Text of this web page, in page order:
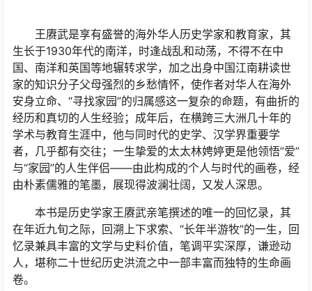
王赓武是享有盛誉的海外华人历史学家和教育家，其
生长于1930年代的南洋，时逢战乱和动荡，不得不在中
国、南洋和英国等地辗转求学，加之出身中国江南耕读世
家的知识分子父母强烈的乡愁情怀，使作者对华人在海外
安身立命、“寻找家园”的归属感这一复杂的命题，有曲折的
经历和真切的人生经验；成年后，在横跨三大洲几十年的
学术与教育生涯中，他与同时代的史学、汉学界重要学
者，几乎都有交往；一生挚爱的太太林娉婷更是他领悟“爱”
与“家园”的人生伴侣——由此构成的个人与时代的画卷，经
由朴素儒雅的笔墨，展现得波澜壮阔，又发人深思。
本书是历史学家王赓武亲笔撰述的唯一的回忆录，其
在年近九旬之际，回溯上下求索、“长年半游牧”的一生，回
忆录兼具丰富的文学与史料价值，笔调平实深厚，谦逊动
人，堪称二十世纪历史洪流之中一部丰富而独特的生命画
卷。